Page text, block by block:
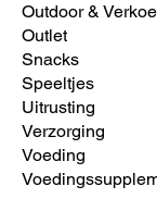
Outdoor &
Outlet
Snacks
Speeltjes
Uitrusting
Verzorging
Voeding